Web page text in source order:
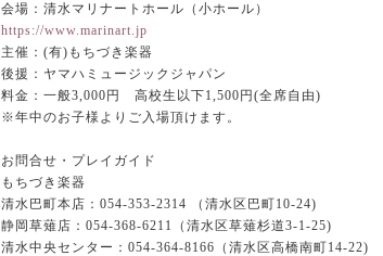
会場：清水マリナートホール（小ホール）
https://www.marinart.jp
主催：(有)もちづき楽器
後援：ヤマハミュージックジャパン
料金：一般3,000円 高校生以下1,500円(全席自由)
※年中のお子様よりご入場頂けます。
お問合せ・プレイガイド
もちづき楽器
清水巴町本店：054-353-2314 （清水区巴町10-24)
静岡草薙店：054-368-6211（清水区草薙杉道3-1-25)
清水中央センター：054-364-8166（清水区高橋南町14-22)